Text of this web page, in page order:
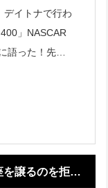
デイトナで行わ
」NASCAR
語った！先月
を譲るのを拒否